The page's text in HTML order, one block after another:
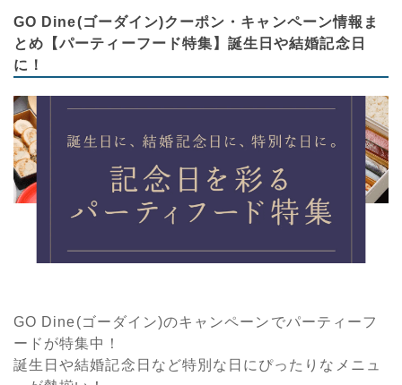
GO Dine(ゴーダイン)クーポン・キャンペーン情報ま
とめ【パーティーフード特集】誕生日や結婚記念日
に！
GO Dine(ゴーダイン)のキャンペーンでパーティーフ
ードが特集中！
誕生日や結婚記念日など特別な日にぴったりなメニュ